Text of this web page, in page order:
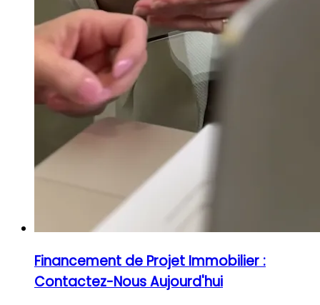
Financement de Projet Immobilier :
Contactez-Nous Aujourd'hui